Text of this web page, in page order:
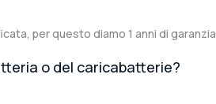
per questo diamo 1 anni di garanzia
o del caricabatterie?